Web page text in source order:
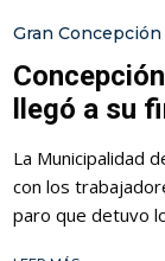
Gran Concepción
llegó a su
La Municipalidad
con los
paro que detuvo